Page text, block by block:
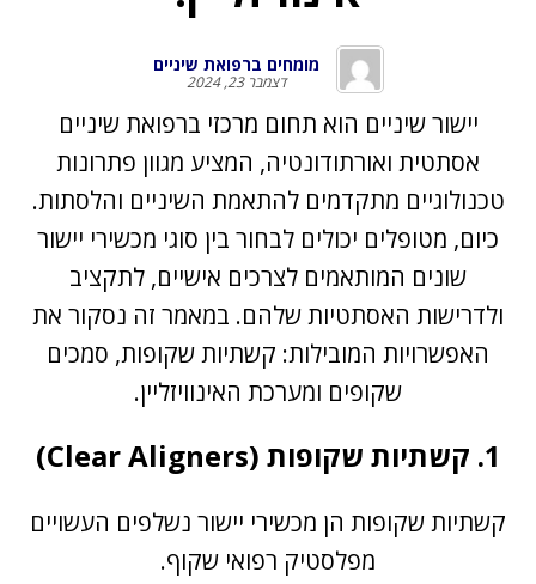
מומחים ברפואת שיניים
דצמבר 23, 2024
יישור שיניים הוא תחום מרכזי ברפואת שיניים
אסתטית ואורתודונטיה, המציע מגוון פתרונות
טכנולוגיים מתקדמים להתאמת השיניים והלסתות.
כיום, מטופלים יכולים לבחור בין סוגי מכשירי יישור
שונים המותאמים לצרכים אישיים, לתקציב
ולדרישות האסתטיות שלהם. במאמר זה נסקור את
האפשרויות המובילות: קשתיות שקופות, סמכים
שקופים ומערכת האינוויזליין.
1. קשתיות שקופות (Clear Aligners)
קשתיות שקופות הן מכשירי יישור נשלפים העשויים
מפלסטיק רפואי שקוף.